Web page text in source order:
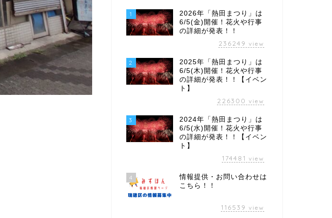
1
2026年「熱田まつり」は
6/5(金)開催！花火や行事
の詳細が発表！！
236249 view
2
2025年「熱田まつり」は
6/5(木)開催！花火や行事
の詳細が発表！！【イベン
ト】
226300 view
3
2024年「熱田まつり」は
6/5(水)開催！花火や行事
の詳細が発表！！【イベン
ト】
174481 view
4
情報提供・お問い合わせは
こちら！！
116539 view